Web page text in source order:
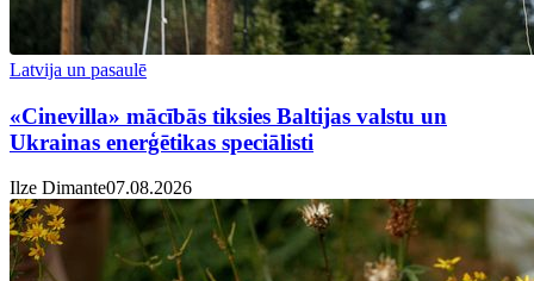
Latvija un pasaulē
«Cinevilla» mācībās tiksies Baltijas valstu un
Ukrainas enerģētikas speciālisti
Ilze Dimante07.08.2026